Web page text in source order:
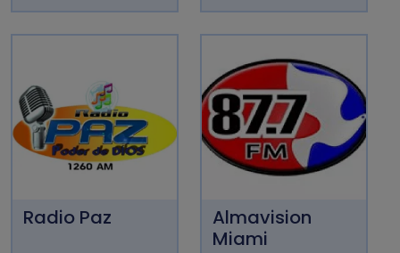
Radio Paz
Almavision
Miami